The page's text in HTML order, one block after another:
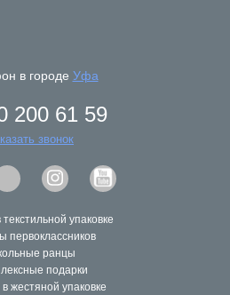
в городе Уфа
200 61 59
звонок
упаковке
первоклассников
ранцы
подарки
жестяной упаковке